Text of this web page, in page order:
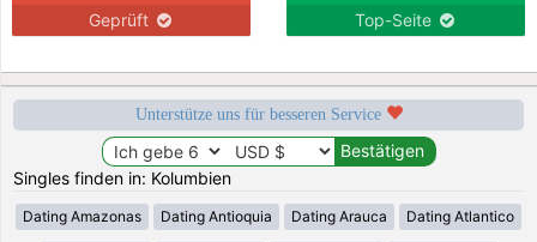
Geprüft Top-Seite
Unterstütze uns für besseren Service
Singles finden in: Kolumbien
Dating Amazonas Dating Antioquia Dating Arauca Dating Atlantico